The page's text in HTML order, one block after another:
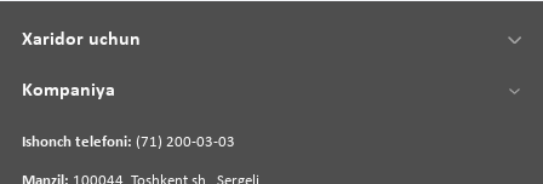
Ishonch telefoni: (71) 200-03-03
Xaridor uchun
Kompaniya